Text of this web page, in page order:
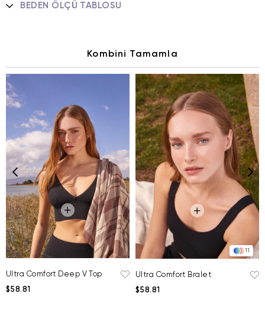
BEDEN ÖLÇÜ TABLOSU
Kombini Tamamla
Ultra Comfort Deep V Top
$58.81
11
Ultra Comfort Bralet
$58.81